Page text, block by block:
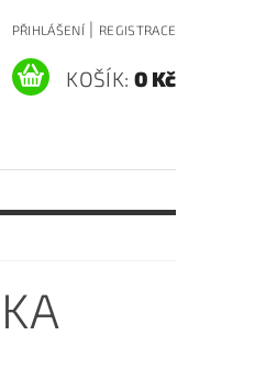
PŘIHLÁŠENÍ | REGISTRACE
KOŠÍK: 0 Kč